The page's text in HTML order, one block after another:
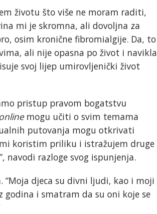
životu što više ne moram raditi,
mi je skromna, ali dovoljna za
osim kronične fibromialgije. Da, to
ali nije opasna po život i navikla
svoj lijep umirovljenički život
pristup pravom bogatstvu
onlinemogu učiti o svim temama
putovanja mogu otkrivati
koristim priliku i istražujem druge
razloge svog ispunjenja.
djeca su divni ljudi, kao i moji
i smatram da su oni koje se